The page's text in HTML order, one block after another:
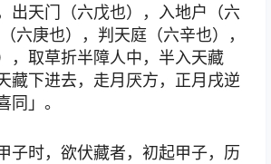
出天门（六戊也），入地户（六
六庚也），判天庭（六辛也），
，取草折半障人中，半入天藏
藏下进去，走月厌方，正月戌逆
同」。
子时，欲伏藏者，初起甲子，历